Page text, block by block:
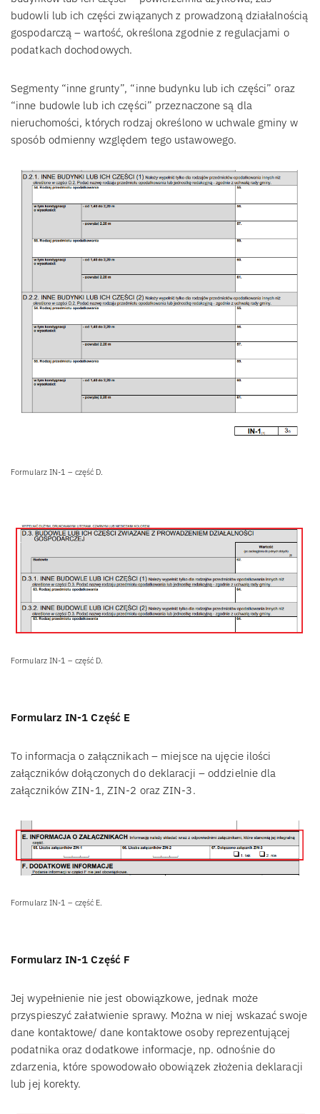
budowli lub ich części związanych z prowadzoną działalnością
gospodarczą – wartość, określona zgodnie z regulacjami o
podatkach dochodowych.
Segmenty “inne grunty”, “inne budynku lub ich części” oraz
“inne budowle lub ich części” przeznaczone są dla
nieruchomości, których rodzaj określono w uchwale gminy w
sposób odmienny względem tego ustawowego.
Formularz IN-1 – część D.
Formularz IN-1 – część D.
Formularz IN-1 Część E
To informacja o załącznikach – miejsce na ujęcie ilości
załączników dołączonych do deklaracji – oddzielnie dla
załączników ZIN-1, ZIN-2 oraz ZIN-3.
Formularz IN-1 – część E.
Formularz IN-1 Część F
Jej wypełnienie nie jest obowiązkowe, jednak może
przyspieszyć załatwienie sprawy. Można w niej wskazać swoje
dane kontaktowe/ dane kontaktowe osoby reprezentującej
podatnika oraz dodatkowe informacje, np. odnośnie do
zdarzenia, które spowodowało obowiązek złożenia deklaracji
lub jej korekty.